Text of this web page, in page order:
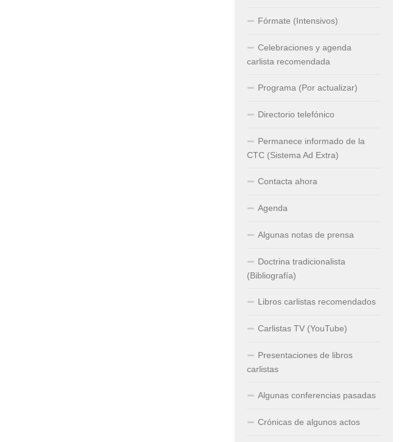
Fórmate (Intensivos)
Celebraciones y agenda
carlista recomendada
Programa (Por actualizar)
Directorio telefónico
Permanece informado de la
CTC (Sistema Ad Extra)
Contacta ahora
Agenda
Algunas notas de prensa
Doctrina tradicionalista
(Bibliografía)
Libros carlistas recomendados
Carlistas TV (YouTube)
Presentaciones de libros
carlistas
Algunas conferencias pasadas
Crónicas de algunos actos